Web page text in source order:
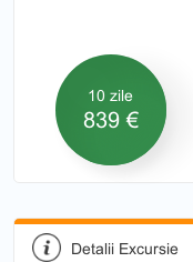
10 zile
839 €
Detalii Excursie